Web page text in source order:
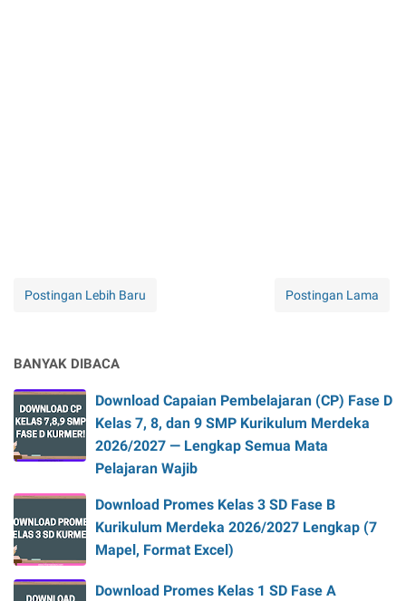
Postingan Lebih Baru Postingan Lama
BANYAK DIBACA
Download Capaian Pembelajaran (CP) Fase D
Kelas 7, 8, dan 9 SMP Kurikulum Merdeka
2026/2027 — Lengkap Semua Mata
Pelajaran Wajib
Download Promes Kelas 3 SD Fase B
Kurikulum Merdeka 2026/2027 Lengkap (7
Mapel, Format Excel)
Download Promes Kelas 1 SD Fase A